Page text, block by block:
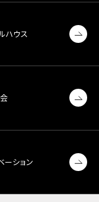
ハウス
ーション